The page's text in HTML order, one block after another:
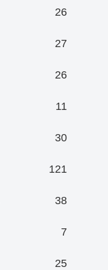
26
27
26
11
30
121
38
7
25